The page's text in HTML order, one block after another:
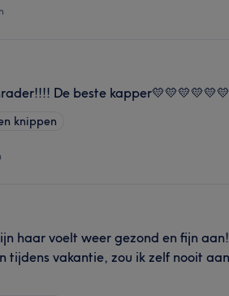
De beste kapper💛💛💛💛💛💛
knippen
haar voelt weer gezond en fijn
tijdens vakantie, zou ik zelf nooit